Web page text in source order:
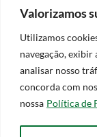
Valorizamos
Utilizamos
navegação,
analisar nosso
concorda com
nossa Política de
(19) 97408-
Email: